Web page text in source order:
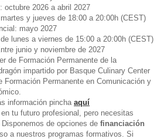
octubre 2026 a abril 2027
martes y jueves de 18:00 a 20:00h (CEST)
mayo 2027
de lunes a viernes de 15:00 a 20:00h (CEST)
junio y noviembre de 2027
de Formación Permanente de la
impartido por Basque Culinary Center
Formación Permanente en Comunicación y
información pincha aquí
tu futuro profesional, pero necesitas
de opciones de financiación
a nuestros programas formativos. Si